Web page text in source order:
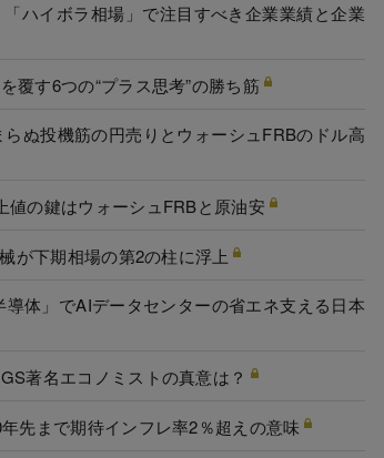
ハイボラ相場」で注目すべき企業業績と企業
覆す6つの“プラス思考”の勝ち筋
ぬ投機筋の円売りとウォーシュFRBのドル高
の鍵はウォーシュFRBと原油安
が下期相場の第2の柱に浮上
体」でAIデータセンターの省エネ支える日本
著名エコノミストの真意は？
先まで期待インフレ率2％超えの意味